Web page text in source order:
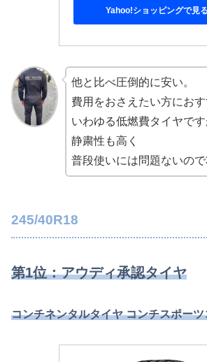
Yahoo!ショッピングで見る
他と比べ圧倒的に安い。
費用をおさえたい方におす
いわゆる低燃費タイヤです
静粛性も高く
普段使いには問題ないの
245/40R18
第1位：アウディ承認タイヤ
コンチネンタルタイヤ コンチスポー